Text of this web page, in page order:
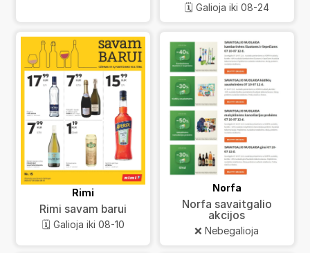
🗓️ Galioja iki 08-24
Rimi
Rimi savam barui
🗓️ Galioja iki 08-10
Norfa
Norfa savaitgalio
akcijos
❌ Nebegalioja